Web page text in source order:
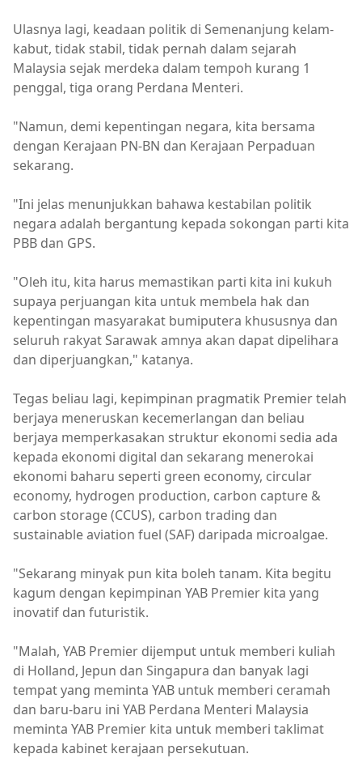
Ulasnya lagi, keadaan politik di Semenanjung kelam-
kabut, tidak stabil, tidak pernah dalam sejarah
Malaysia sejak merdeka dalam tempoh kurang 1
penggal, tiga orang Perdana Menteri.
"Namun, demi kepentingan negara, kita bersama
dengan Kerajaan PN-BN dan Kerajaan Perpaduan
sekarang.
"Ini jelas menunjukkan bahawa kestabilan politik
negara adalah bergantung kepada sokongan parti kita
PBB dan GPS.
"Oleh itu, kita harus memastikan parti kita ini kukuh
supaya perjuangan kita untuk membela hak dan
kepentingan masyarakat bumiputera khususnya dan
seluruh rakyat Sarawak amnya akan dapat dipelihara
dan diperjuangkan," katanya.
Tegas beliau lagi, kepimpinan pragmatik Premier telah
berjaya meneruskan kecemerlangan dan beliau
berjaya memperkasakan struktur ekonomi sedia ada
kepada ekonomi digital dan sekarang menerokai
ekonomi baharu seperti green economy, circular
economy, hydrogen production, carbon capture &
carbon storage (CCUS), carbon trading dan
sustainable aviation fuel (SAF) daripada microalgae.
"Sekarang minyak pun kita boleh tanam. Kita begitu
kagum dengan kepimpinan YAB Premier kita yang
inovatif dan futuristik.
"Malah, YAB Premier dijemput untuk memberi kuliah
di Holland, Jepun dan Singapura dan banyak lagi
tempat yang meminta YAB untuk memberi ceramah
dan baru-baru ini YAB Perdana Menteri Malaysia
meminta YAB Premier kita untuk memberi taklimat
kepada kabinet kerajaan persekutuan.